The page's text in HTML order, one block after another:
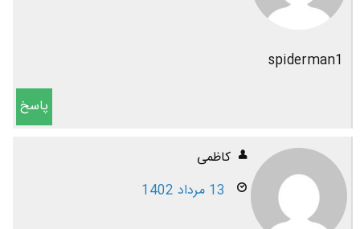
spiderman1
پاسخ
کاظمی
13 مرداد 1402